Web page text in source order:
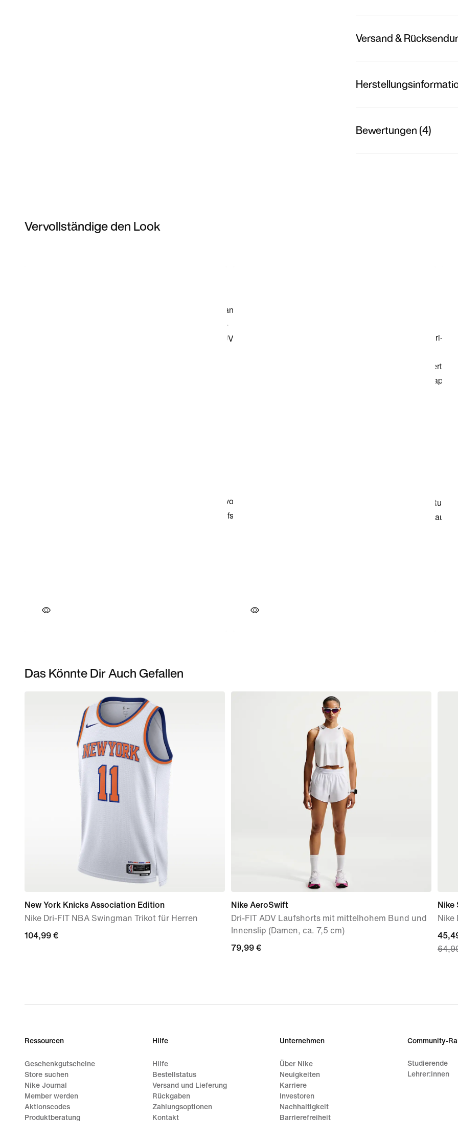
Versand &
Bewertungen (4)
Vervollständige den Look
Das Könnte Dir Auch Gefallen
New York Knicks Association Edition
Nike Dri-FIT NBA Swingman Trikot für Herren
104,99 €
104,99 €
Nike AeroSwift
Dri-FIT ADV Laufshorts mit mittelhohem Bund und
Innenslip (Damen, ca. 7,5 cm)
79,99 €
79,99 €
Nike
Nike
price
Ressourcen
Geschenkgutscheine
Store suchen
Nike Journal
Member werden
Aktionscodes
Produktberatung
Hilfe
Hilfe
Bestellstatus
Versand und Lieferung
Rückgaben
Zahlungsoptionen
Kontakt
Unternehmen
Über Nike
Neuigkeiten
Karriere
Investoren
Nachhaltigkeit
Barrierefreiheit
Community-
Studierende
Lehrer:innen